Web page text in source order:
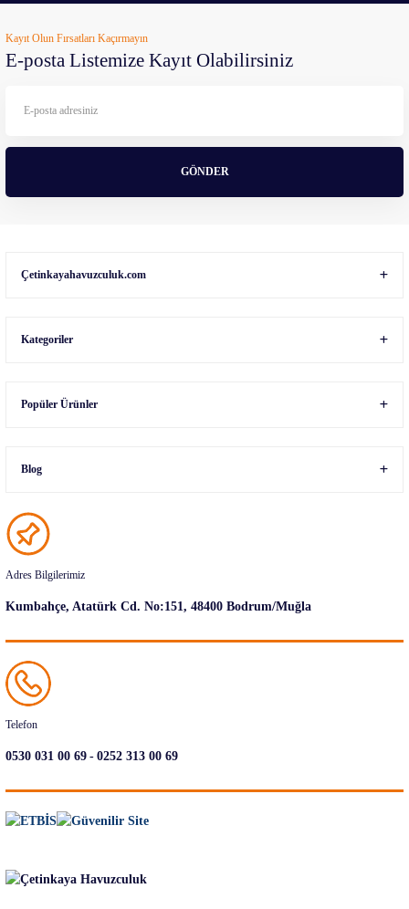
Ürün açıklamasında eksik bilgiler bulunuyor.
Ürün fiyatı diğer sitelerden daha pahalı.
Kayıt Olun Fırsatları Kaçırmayın
E-posta Listemize Kayıt Olabilirsiniz
GÖNDER
Çetinkayahavuzculuk.com
Kategoriler
Popüler Ürünler
Blog
Adres Bilgilerimiz
Kumbahçe, Atatürk Cd. No:151, 48400 Bodrum/Muğla
Telefon
0530 031 00 69-0252 313 00 69